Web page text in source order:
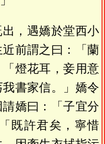
，遇嬌於堂西小
前謂之曰：「蘭
燈花耳，妾用意
書家信。」嬌令
嬌曰：「子宜分
既許君矣，寧惜